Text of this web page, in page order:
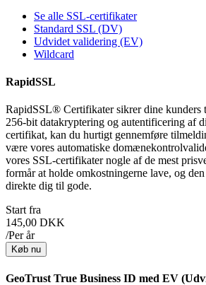
Se alle SSL-certifikater
Standard SSL (DV)
Udvidet validering (EV)
Wildcard
RapidSSL
RapidSSL® Certifikater sikrer dine kunders
256-bit datakryptering og autentificering af
certifikat, kan du hurtigt gennemføre
være vores automatiske
vores SSL-certifikater nogle af de mest
formår at holde omkostningerne lave, og
direkte dig til gode.
Start fra
145,00 DKK
/Per år
Køb nu
GeoTrust True Business ID med EV